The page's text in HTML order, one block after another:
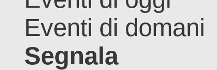
Eventi di domani
Segnala